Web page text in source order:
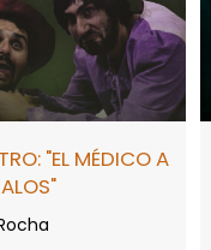
"EL MÉDICO A